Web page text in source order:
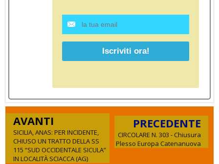
AVANTI
SICILIA, ANAS: PER INCIDENTE,
CHIUSO UN TRATTO DELLA SS
115 “SUD OCCIDENTALE SICULA”
IN LOCALITÀ SCIACCA (AG)
PRECEDENTE
CIRCOLARE N. 303 - Chiusura
Plesso Europa Catenanuova